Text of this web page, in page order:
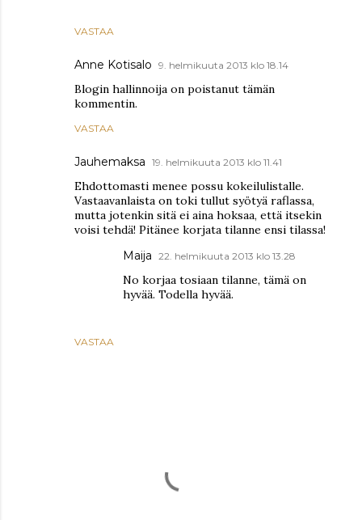
VASTAA
Anne Kotisalo 9. helmikuuta 2013 klo 18.14
Blogin hallinnoija on poistanut tämän
kommentin.
VASTAA
Jauhemaksa 19. helmikuuta 2013 klo 11.41
Ehdottomasti menee possu kokeilulistalle.
Vastaavanlaista on toki tullut syötyä raflassa,
mutta jotenkin sitä ei aina hoksaa, että itsekin
voisi tehdä! Pitänee korjata tilanne ensi tilassa!
VASTAA
Maija 22. helmikuuta 2013 klo 13.28
No korjaa tosiaan tilanne, tämä on
hyvää. Todella hyvää.